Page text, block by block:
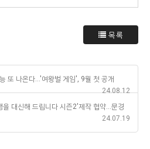
목록
또 나온다…'여왕벌 게임', 9월 첫 공개
24.08.12
을 대신해 드립니다 시즌2'제작 협약...문경
24.07.19